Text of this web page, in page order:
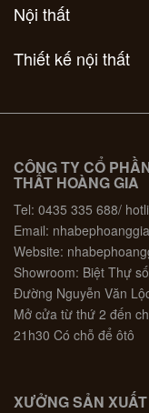
Nội thất
Thiết kế nội thất
CÔNG TY CỔ
THẤT HOÀNG GIA
Tel: 0435 335 688/
Email:
Website:
Showroom: Biệt Thự
Đường Nguyễn Văn
Mở cửa từ thứ 2 đến
21h30 Có chỗ để ôtô
XƯỞNG SẢN